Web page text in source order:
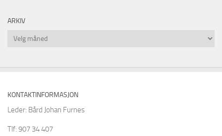
ARKIV
Arkiv
KONTAKTINFORMASJON
Leder: Bård Johan Furnes
Tlf: 907 34 407